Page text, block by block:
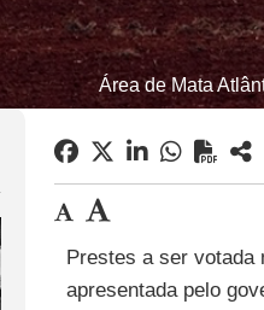
Área de Mata
Prestes a ser votada
apresentada pelo